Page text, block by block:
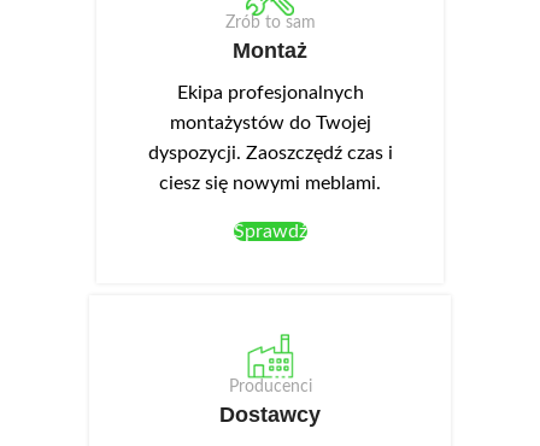
Zrób to sam
Montaż
Ekipa profesjonalnych
montażystów do Twojej
dyspozycji. Zaoszczędź czas i
ciesz się nowymi meblami.
Sprawdź
Producenci
Dostawcy